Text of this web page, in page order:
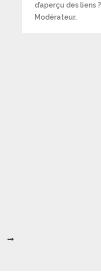
d’aperçu des liens
Modérateur.